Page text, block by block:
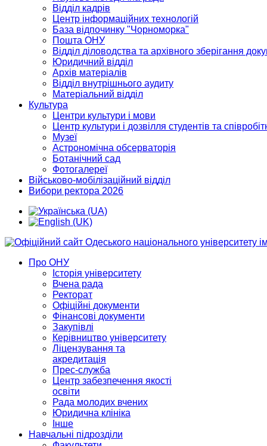
Відділ кадрів
Центр інформаційних технологій
База відпочинку "Чорноморка"
Пошта ОНУ
Відділ діловодства та архівного зберігання
Юридичний відділ
Архів матеріалів
Відділ внутрішнього аудиту
Матеріальний відділ
Культура
Центри культури і мови
Центр культури і дозвілля студентів та
Музеї
Астрономічна обсерваторія
Ботанічний сад
Фотогалереї
Військово-мобілізаційний відділ
Вибори ректора 2026
Про ОНУ
Історія університету
Вчена рада
Ректорат
Офіційні документи
Фінансові документи
Закупівлі
Керівництво університету
Ліцензування та
акредитація
Прес-служба
Центр забезпечення якості
освіти
Рада молодих вчених
Юридична клініка
Інше
Навчальні підрозділи